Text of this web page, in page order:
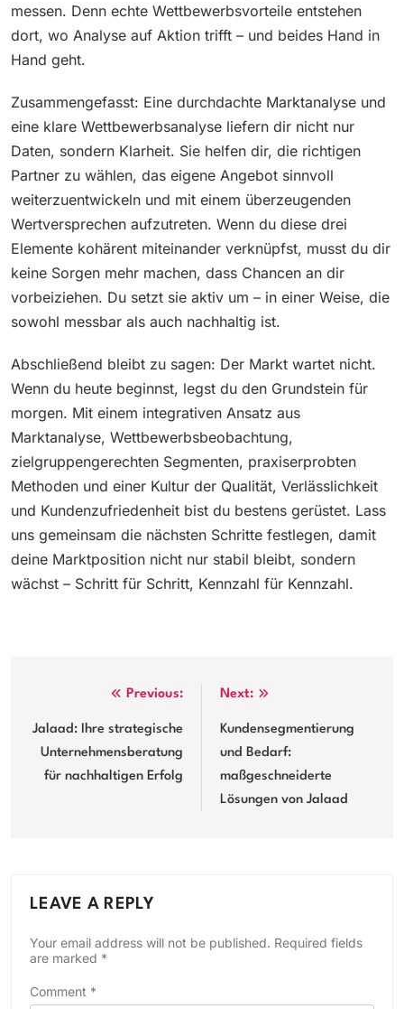
messen. Denn echte Wettbewerbsvorteile entstehen
dort, wo Analyse auf Aktion trifft – und beides Hand in
Hand geht.
Zusammengefasst: Eine durchdachte Marktanalyse und
eine klare Wettbewerbsanalyse liefern dir nicht nur
Daten, sondern Klarheit. Sie helfen dir, die richtigen
Partner zu wählen, das eigene Angebot sinnvoll
weiterzuentwickeln und mit einem überzeugenden
Wertversprechen aufzutreten. Wenn du diese drei
Elemente kohärent miteinander verknüpfst, musst du dir
keine Sorgen mehr machen, dass Chancen an dir
vorbeiziehen. Du setzt sie aktiv um – in einer Weise, die
sowohl messbar als auch nachhaltig ist.
Abschließend bleibt zu sagen: Der Markt wartet nicht.
Wenn du heute beginnst, legst du den Grundstein für
morgen. Mit einem integrativen Ansatz aus
Marktanalyse, Wettbewerbsbeobachtung,
zielgruppengerechten Segmenten, praxiserprobten
Methoden und einer Kultur der Qualität, Verlässlichkeit
und Kundenzufriedenheit bist du bestens gerüstet. Lass
uns gemeinsam die nächsten Schritte festlegen, damit
deine Marktposition nicht nur stabil bleibt, sondern
wächst – Schritt für Schritt, Kennzahl für Kennzahl.
navigation
Previous:
Jalaad: Ihre strategische
Unternehmensberatung
für nachhaltigen Erfolg
Next:
Kundensegmentierung
und Bedarf:
maßgeschneiderte
Lösungen von Jalaad
LEAVE A REPLY
Your email address will not be published. Required fields
are marked *
Comment *